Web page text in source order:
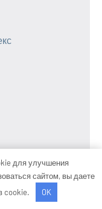
для улучшения
сайтом, вы даете
cookie.
OK